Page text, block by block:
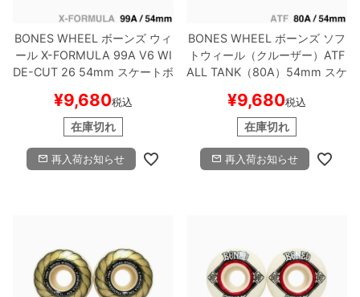
BONES WHEEL ボーンズ ウィ
ールX-FORMULA 99A V6 WI
DE-CUT 26 54mm スケートボ
¥9,680税込
在庫切れ
再入荷お知らせ
BONES WHEEL ボーンズ ソフ
トウィール（クルーザー） ATF
ALL TANK（80A） 54mm スケ
¥9,680税込
在庫切れ
再入荷お知らせ
9.0inch以上
高性能デッキ